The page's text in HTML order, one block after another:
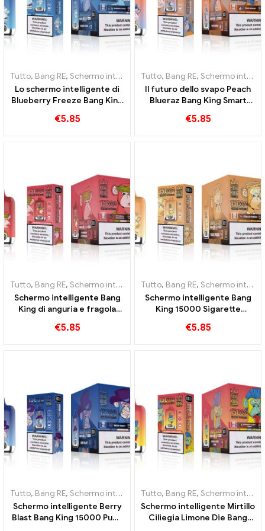
Tutto, Bang RE, Schermo intelligente Bang King 15000 Soffio ,
Lo schermo intelligente di
Blueberry Freeze Bang King
delizioso
€5.85
Tutto, Bang RE, Schermo intelligente Bang King 15000 Soffio
Il futuro dello svapo Peach
Blueraz Bang King Smart
€5.85
Tutto, Bang RE, Schermo intelligente Bang King 15000 Soffio ,
Schermo intelligente Bang
King di anguria e fragola
piacere rilassante della
€5.85
Tutto, Bang RE, Schermo intelligente Bang King 15000 Soffio
Schermo intelligente Bang
King 15000 Sigarette
Peach Freeze
€5.85
Tutto, Bang RE, Schermo intelligente Bang King 15000 Soffio ,
Schermo intelligente Berry
Blast Bang King 15000 Puffs
Tutto, Bang RE, Schermo intelligente Bang King 15000 Soffio
Schermo intelligente Mirtillo
Ciliegia Limone Die Bang